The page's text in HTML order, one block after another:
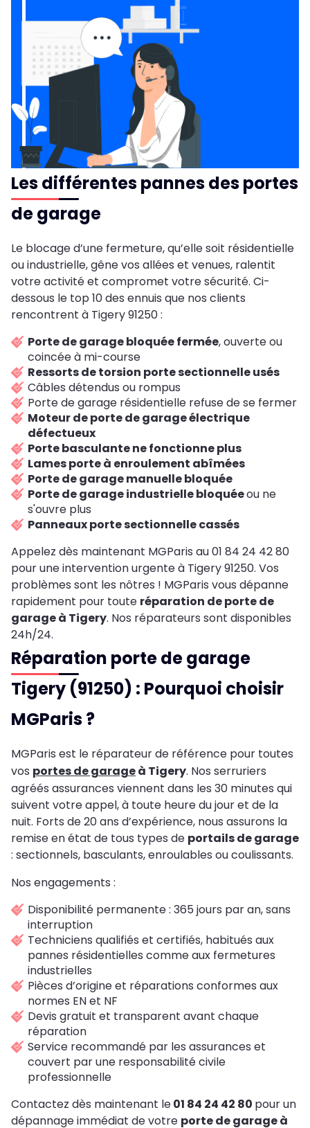
Les différentes pannes des portes
de garage
Le blocage d’une fermeture, qu’elle soit résidentielle
ou industrielle, gêne vos allées et venues, ralentit
votre activité et compromet votre sécurité. Ci-
dessous le top 10 des ennuis que nos clients
rencontrent à Tigery 91250 :
Porte de garage bloquée fermée, ouverte ou
coincée à mi-course
Ressorts de torsion porte sectionnelle usés
Câbles détendus ou rompus
Porte de garage résidentielle refuse de se fermer
Moteur de porte de garage électrique
défectueux
Porte basculante ne fonctionne plus
Lames porte à enroulement abîmées
Porte de garage manuelle bloquée
Porte de garage industrielle bloquéeou ne
s'ouvre plus
Panneaux porte sectionnelle cassés
Appelez dès maintenant MGParis au 01 84 24 42 80
pour une intervention urgente à Tigery 91250. Vos
problèmes sont les nôtres ! MGParis vous dépanne
rapidement pour toute réparation de porte de
garage à Tigery. Nos réparateurs sont disponibles
24h/24.
Réparation porte de garage
Tigery (91250) : Pourquoi choisir
MGParis ?
MGParis est le réparateur de référence pour toutes
vos portes de garageà Tigery. Nos serruriers
agréés assurances viennent dans les 30 minutes qui
suivent votre appel, à toute heure du jour et de la
nuit. Forts de 20 ans d’expérience, nous assurons la
remise en état de tous types de portails de garage
: sectionnels, basculants, enroulables ou coulissants.
Nos engagements :
Disponibilité permanente : 365 jours par an, sans
interruption
Techniciens qualifiés et certifiés, habitués aux
pannes résidentielles comme aux fermetures
industrielles
Pièces d’origine et réparations conformes aux
normes EN et NF
Devis gratuit et transparent avant chaque
réparation
Service recommandé par les assurances et
couvert par une responsabilité civile
professionnelle
Contactez dès maintenant le01 84 24 42 80 pour un
dépannage immédiat de votre porte de garage à